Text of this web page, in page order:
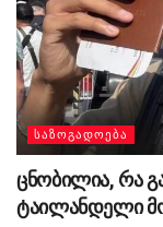
ᲡᲐᲖᲝᲒᲐᲓᲝᲔᲑᲐ
ცნობილია, რა
ტაილანდელი